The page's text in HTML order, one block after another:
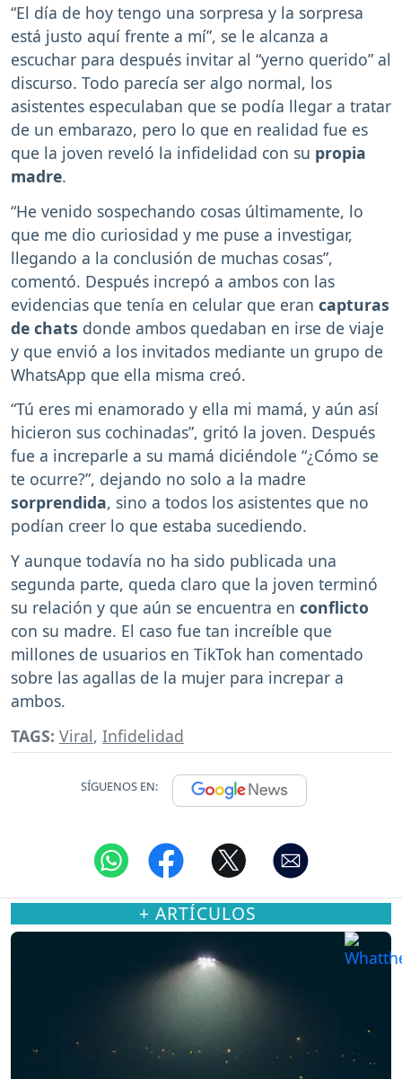
“El día de hoy tengo una sorpresa y la sorpresa
está justo aquí frente a mí”, se le alcanza a
escuchar para después invitar al “yerno querido” al
discurso. Todo parecía ser algo normal, los
asistentes especulaban que se podía llegar a tratar
de un embarazo, pero lo que en realidad fue es
que la joven reveló la infidelidad con su propia
madre.
“He venido sospechando cosas últimamente, lo
que me dio curiosidad y me puse a investigar,
llegando a la conclusión de muchas cosas”,
comentó. Después increpó a ambos con las
evidencias que tenía en celular que eran capturas
de chats donde ambos quedaban en irse de viaje
y que envió a los invitados mediante un grupo de
WhatsApp que ella misma creó.
“Tú eres mi enamorado y ella mi mamá, y aún así
hicieron sus cochinadas”, gritó la joven. Después
fue a increparle a su mamá diciéndole “¿Cómo se
te ocurre?”, dejando no solo a la madre
sorprendida, sino a todos los asistentes que no
podían creer lo que estaba sucediendo.
Y aunque todavía no ha sido publicada una
segunda parte, queda claro que la joven terminó
su relación y que aún se encuentra en conflicto
con su madre. El caso fue tan increíble que
millones de usuarios en TikTok han comentado
sobre las agallas de la mujer para increpar a
ambos.
TAGS: Viral, Infidelidad
SÍGUENOS EN:
+ ARTÍCULOS